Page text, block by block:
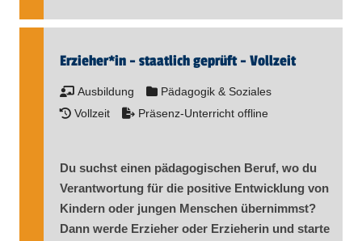
Erzieher​*in - staatlich geprüft - Vollzeit
Ausbildung
Pädagogik & Soziales
Vollzeit
Präsenz-Unterricht offline
Du suchst einen pädagogischen Beruf, wo du
Verantwortung für die positive Entwicklung von
Kindern oder jungen Menschen übernimmst?
Dann werde Erzieher oder Erzieherin und starte